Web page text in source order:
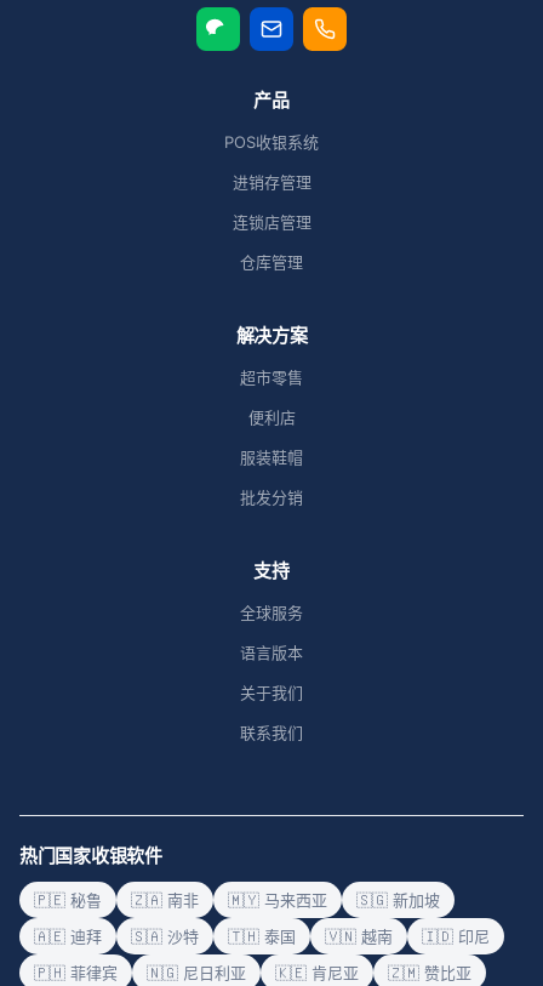
产品
POS收银系统
进销存管理
连锁店管理
仓库管理
解决方案
超市零售
便利店
服装鞋帽
批发分销
支持
全球服务
语言版本
关于我们
联系我们
热门国家收银软件
🇵🇪 秘鲁 🇿🇦 南非 🇲🇾 马来西亚
🇸🇬 新加坡
🇦🇪 迪拜
🇸🇦 沙特 🇹🇭 泰国 🇻🇳 越南
🇮🇩 印尼
🇵🇭 菲律宾
🇳🇬 尼日利亚 🇰🇪 肯尼亚 🇿🇲 赞比亚